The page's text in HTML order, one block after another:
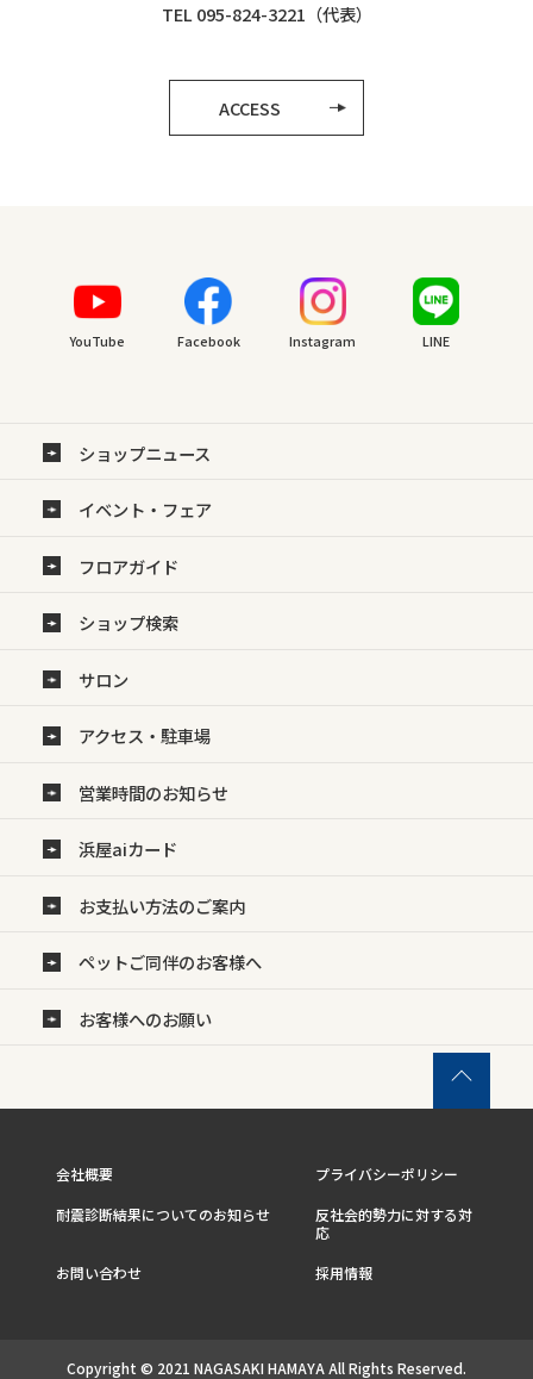
TEL 095-824-3221（代表）
ACCESS
YouTube Facebook Instagram LINE
ショップニュース
イベント・フェア
フロアガイド
ショップ検索
サロン
アクセス・駐車場
営業時間のお知らせ
浜屋aiカード
お支払い方法のご案内
ペットご同伴のお客様へ
お客様へのお願い
会社概要
プライバシーポリシー
耐震診断結果についてのお知らせ
反社会的勢力に対する対
応
お問い合わせ
採用情報
Copyright © 2021 NAGASAKI HAMAYA All Rights Reserved.